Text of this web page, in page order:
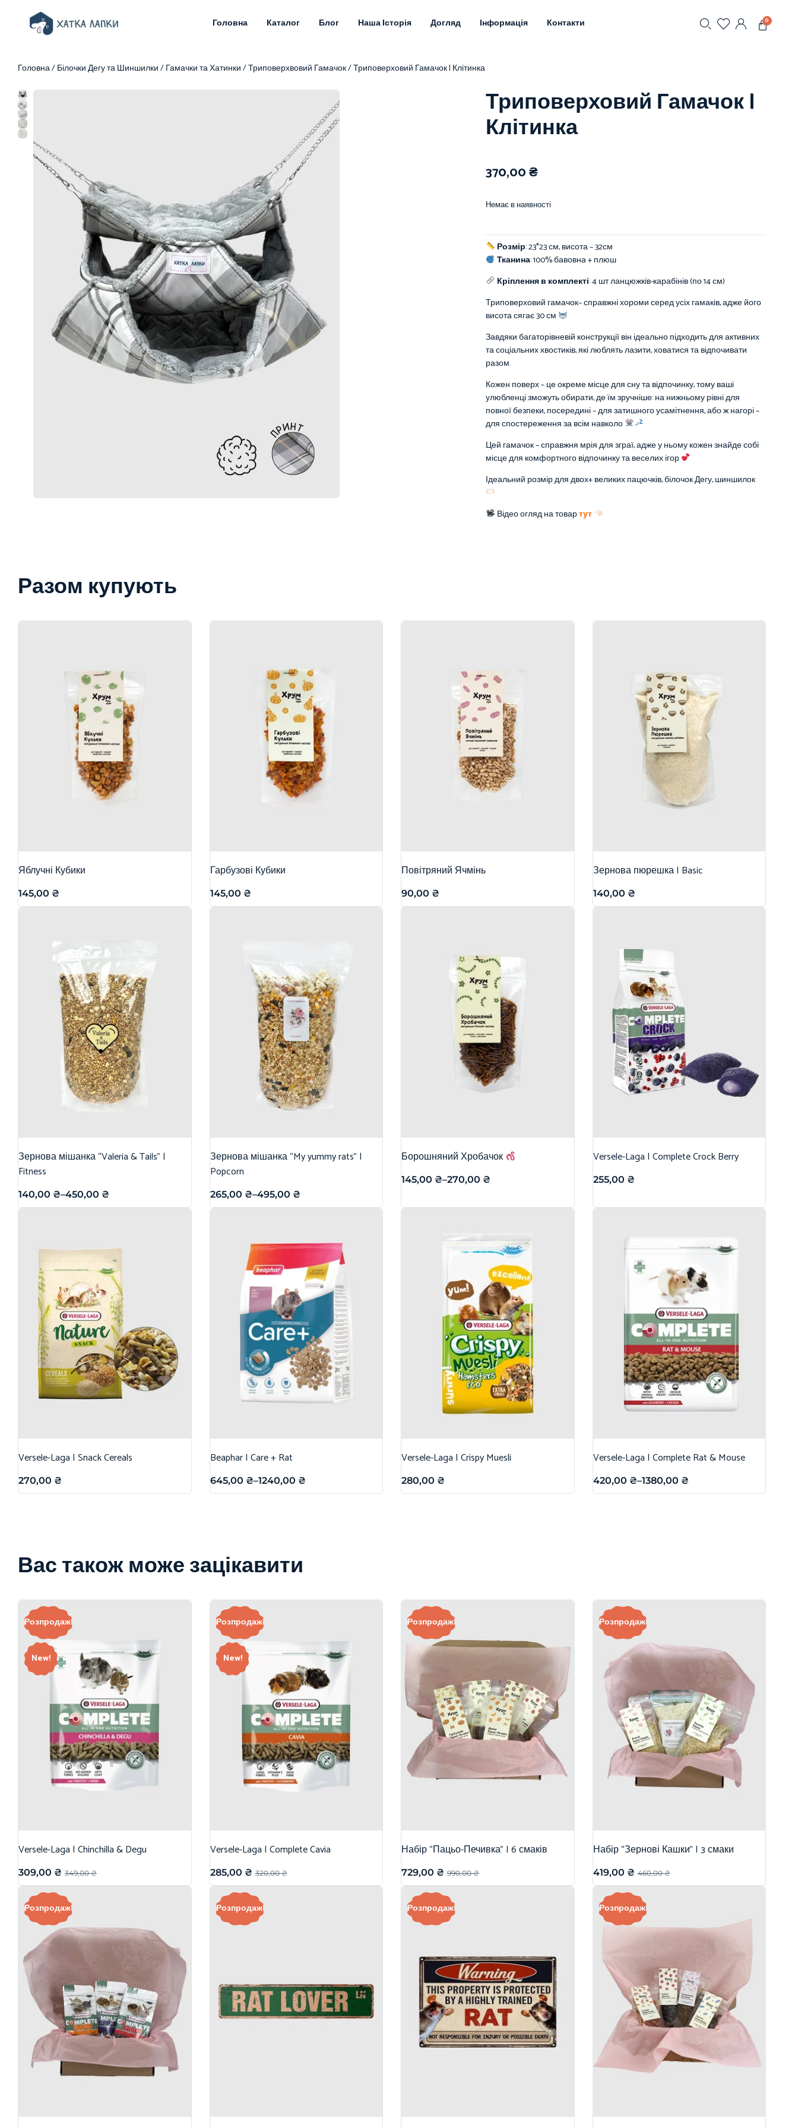
Головна Каталог Блог Наша Історія Догляд Інформація Контакти 0
Головна/Білочки Дегу та Шиншилки/Гамачки та Хатинки/Триповерхвовий Гамачок/ Триповерховий Гамачок | Клітинка
Триповерховий Гамачок |
Клітинка
370,00₴
Немає в наявності
Розмір: 23*23 см, висота – 32см
Тканина:100%бавовна + плюш
Кріплення в комплекті: 4 шт ланцюжків-карабінів (по 14 см)
Триповерховий гамачок– справжні хороми серед усіх гамаків, адже його
висота сягає 30 см
Завдяки багаторівневій конструкції він ідеально підходить для активних
та соціальних хвостиків, які люблять лазити, ховатися та відпочивати
разом.
Кожен поверх – це окреме місце для сну та відпочинку, тому ваші
улюбленці зможуть обирати, де їм зручніше: на нижньому рівні для
повної безпеки, посередині – для затишного усамітнення, або ж нагорі –
для спостереження за всім навколо
Цей гамачок – справжня мрія для зграї, адже у ньому кожен знайде собі
місце для комфортного відпочинку та веселих ігор
Ідеальний розмір для двох+ великих пацючків, білочок Дегу, шиншилок
Відео огляд на товартут
Разом купують
Яблучні Кубики
145,00 ₴
Гарбузові Кубики
145,00 ₴
Повітряний Ячмінь
90,00 ₴
Зернова пюрешка | Basic
140,00 ₴
Зернова мішанка “Valeria & Tails” |
Fitness
140,00 ₴–450,00 ₴
Зернова мішанка “My yummy rats” |
Popcorn
265,00 ₴–495,00 ₴
Борошняний Хробачок
145,00 ₴–270,00 ₴
Versele-Laga | Complete Crock Berry
255,00 ₴
Versele-Laga | Snack Cereals
270,00 ₴
Beaphar | Care + Rat
645,00 ₴–1240,00 ₴
Versele-Laga | Crispy Muesli
280,00 ₴
Versele-Laga | Complete Rat & Mouse
420,00 ₴–1380,00 ₴
Вас також може зацікавити
New!
Розпродаж!
Versele-Laga | Chinchilla & Degu
349,00₴
309,00 ₴
New!
Розпродаж!
Versele-Laga | Complete Cavia
320,00₴
285,00 ₴
Розпродаж!
Набір “Пацьо-Печивка” | 6 смаків
990,00₴
729,00 ₴
Розпродаж!
Набір “Зернові Кашки” | 3 смаки
460,00₴
419,00 ₴
Розпродаж! Розпродаж! Розпродаж! Розпродаж!